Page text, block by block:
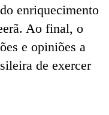
enriquecimento
Ao final, o
e opiniões a
de exercer